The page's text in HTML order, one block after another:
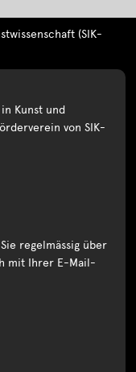
(SIK-
Kunst und
von SIK-
regelmässig über
mit Ihrer E-Mail-